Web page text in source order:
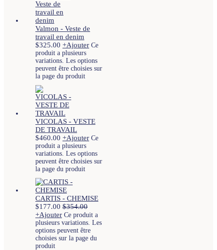
Valmon - Veste de
travail en denim
$325.00 +Ajouter Ce
produit a plusieurs
variations. Les options
peuvent être choisies sur
la page du produit
VICOLAS - VESTE
DE TRAVAIL
$460.00 +Ajouter Ce
produit a plusieurs
variations. Les options
peuvent être choisies sur
la page du produit
CARTIS - CHEMISE
$177.00 $354.00
+Ajouter Ce produit a
plusieurs variations. Les
options peuvent être
choisies sur la page du
produit